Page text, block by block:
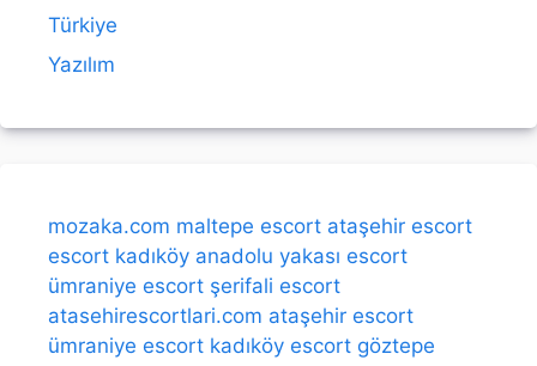
Türkiye
Yazılım
mozaka.com maltepe escort ataşehir escort
escort kadıköy anadolu yakası escort
ümraniye escort şerifali escort
atasehirescortlari.com ataşehir escort
ümraniye escort kadıköy escort göztepe